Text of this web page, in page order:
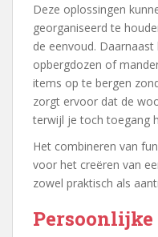
Deze oplossingen
georganiseerd te
de eenvoud.
opbergdozen of
items op te bergen
zorgt ervoor dat de
terwijl je toch toegang
Het combineren van
voor het creëren van
zowel praktisch als